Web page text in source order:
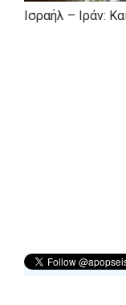
Ισραήλ – Ιράν: